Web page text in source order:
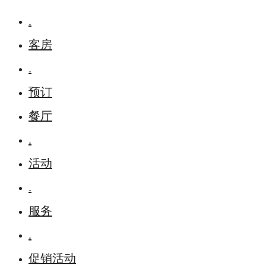
.
客房
.
预订
餐厅
.
活动
.
服务
.
促销活动